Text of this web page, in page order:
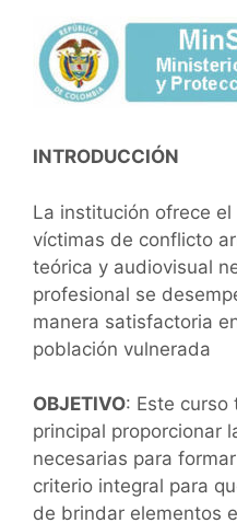
INTRODUCCIÓN
La institución ofrece
víctimas de conflicto
teórica y audiovisual
profesional se
manera satisfactoria
población vulnerada
OBJETIVO: Este curso
principal proporcionar
necesarias para
criterio integral para
de brindar elementos